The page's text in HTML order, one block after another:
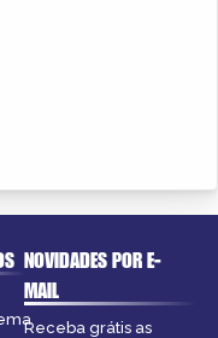
NOVIDADES POR E-
MAIL
Receba grátis as